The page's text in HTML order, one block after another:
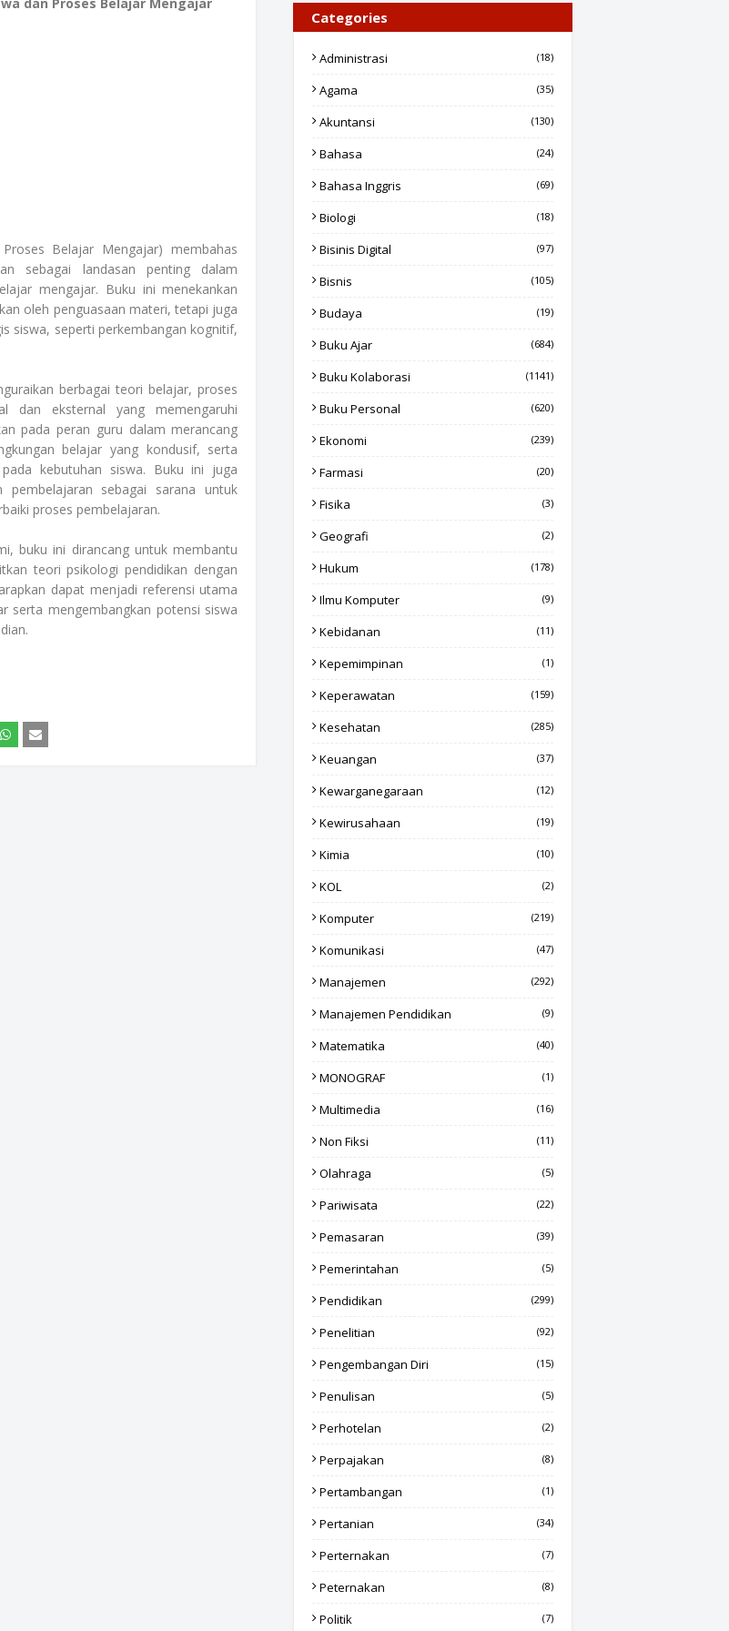
Belajar Mengajar) membahas
sebagai landasan penting dalam
mengajar. Buku ini menekankan
oleh penguasaan materi, tetapi juga
siswa, seperti perkembangan kognitif,
berbagai teori belajar, proses
dan eksternal yang memengaruhi
pada peran guru dalam merancang
belajar yang kondusif, serta
kebutuhan siswa. Buku ini juga
pembelajaran sebagai sarana untuk
proses pembelajaran.
buku ini dirancang untuk membantu
teori psikologi pendidikan dengan
dapat menjadi referensi utama
serta mengembangkan potensi siswa
Categories
Administrasi (18)
Agama (35)
Akuntansi (130)
Bahasa (24)
Bahasa Inggris (69)
Biologi (18)
Bisinis Digital (97)
Bisnis (105)
Budaya (19)
Buku Ajar (684)
Buku Kolaborasi (1141)
Buku Personal (620)
Ekonomi (239)
Farmasi (20)
Fisika (3)
Geografi (2)
Hukum (178)
Ilmu Komputer (9)
Kebidanan (11)
Kepemimpinan (1)
Keperawatan (159)
Kesehatan (285)
Keuangan (37)
Kewarganegaraan (12)
Kewirusahaan (19)
Kimia (10)
KOL (2)
Komputer (219)
Komunikasi (47)
Manajemen (292)
Manajemen Pendidikan (9)
Matematika (40)
MONOGRAF (1)
Multimedia (16)
Non Fiksi (11)
Olahraga (5)
Pariwisata (22)
Pemasaran (39)
Pemerintahan (5)
Pendidikan (299)
Penelitian (92)
Pengembangan Diri (15)
Penulisan (5)
Perhotelan (2)
Perpajakan (8)
Pertambangan (1)
Pertanian (34)
Perternakan (7)
Peternakan (8)
Politik (7)